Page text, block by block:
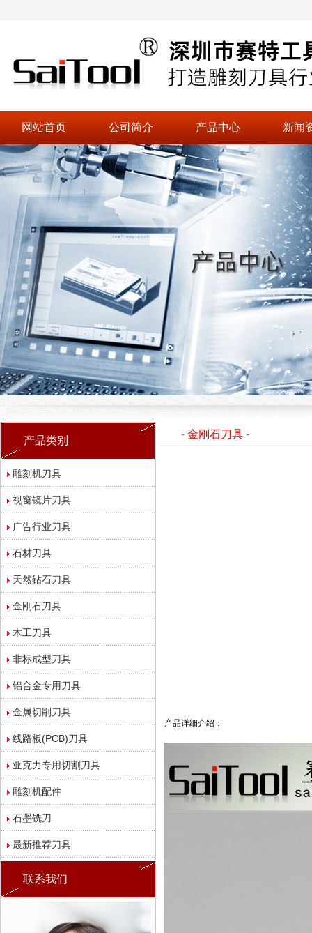
网站首页 公司简介 产品中心 新闻
产品类别
雕刻机刀具
视窗镜片刀具
广告行业刀具
石材刀具
天然钻石刀具
金刚石刀具
木工刀具
非标成型刀具
铝合金专用刀具
金属切削刀具
线路板(PCB)刀具
亚克力专用切割刀具
雕刻机配件
石墨铣刀
最新推荐刀具
联系我们
- 金刚石刀具 -
产品详细介绍：